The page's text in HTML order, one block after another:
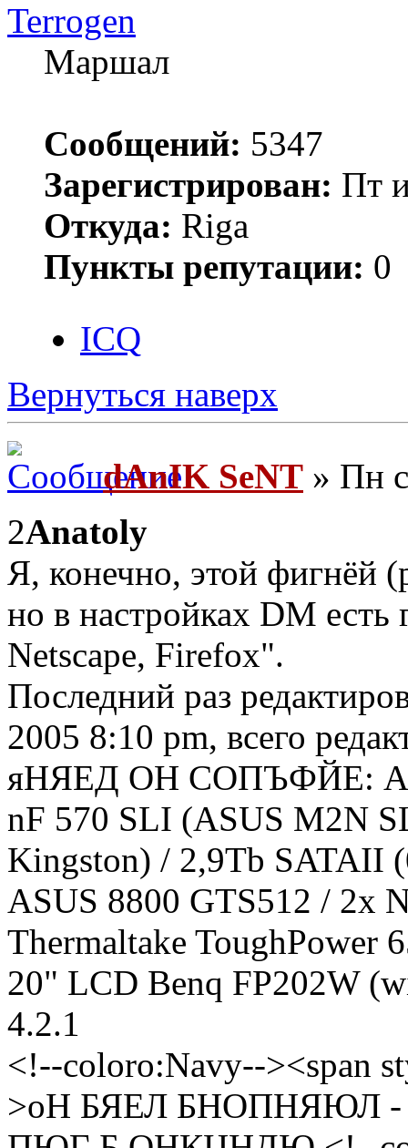
Terrogen
Маршал
Сообщений: 5347
Зарегистрирован: Пт
Откуда: Riga
Пункты репутации: 0
ICQ
Вернуться наверх
dAnIK SeNT » Пн
2Anatoly
Я, конечно, этой фигнёй
но в настройках DM
Netscape, Firefox".
Последний раз
2005 8:10 pm, всего
яНЯЕД ОН СОПЪФЙЕ:
nF 570 SLI (ASUS M2N
Kingston) / 2,9Tb SATAII
ASUS 8800 GTS512 / 2x
Thermaltake ToughPower
20" LCD Benq FP202W
4.2.1
<!--coloro:Navy--><span
>оН БЯЕЛ БНОПНЯЮЛ -